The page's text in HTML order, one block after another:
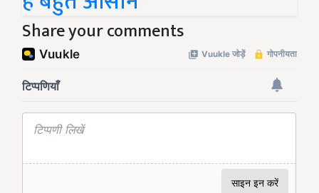
Share your comments